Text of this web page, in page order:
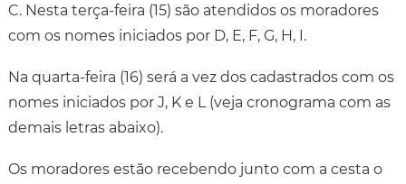
C. Nesta terça-feira (15) são atendidos os moradores
com os nomes iniciados por D, E, F, G, H, I.
Na quarta-feira (16) será a vez dos cadastrados com os
nomes iniciados por J, K e L (veja cronograma com as
demais letras abaixo).
Os moradores estão recebendo junto com a cesta o